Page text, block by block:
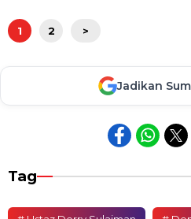
1 2 >
Jadikan
Tag